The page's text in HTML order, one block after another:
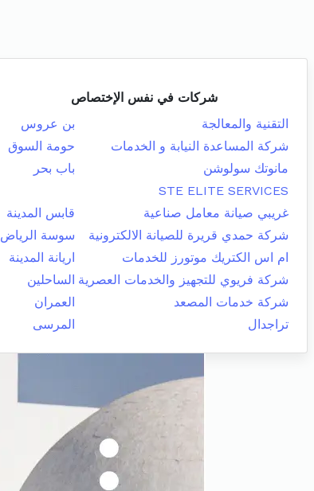
شركات في نفس الإختصاص
التقنية والمعالجة
بن عروس
شركة المساعدة النيابة و الخدمات
حومة السوق
مانوتك سولوشن
باب بحر
STE ELITE SERVICES
غريبي صيانة معامل صناعية
قابس المدينة
شركة حمدي قريرة للصيانة الالكترونية
سوسة الرياض
ام اس الكتريك موتورز للخدمات
اريانة المدينة
شركة فريوي للتجهيز والخدمات العصرية الساحلين
شركة خدمات المصعد
العمران
تراجدال
المرسى